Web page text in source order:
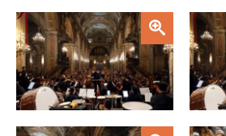
Zoom Zoom